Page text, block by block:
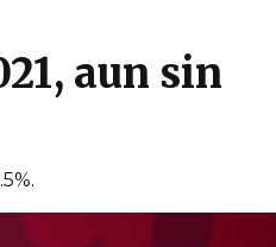
aun sin